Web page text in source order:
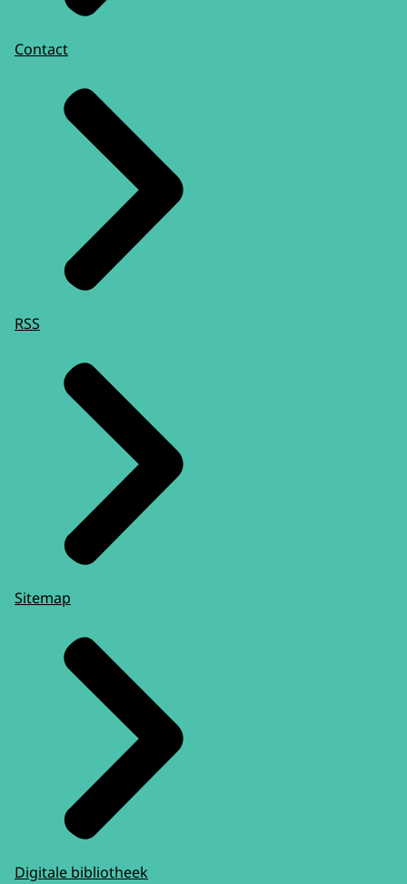
Contact
RSS
Sitemap
Digitale bibliotheek